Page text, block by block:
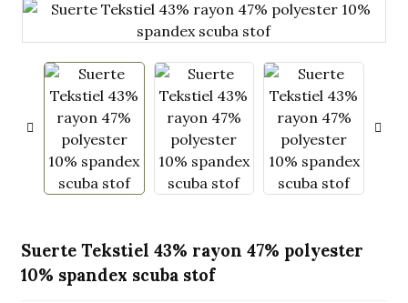
Suerte Tekstiel 43% rayon 47% polyester
10% spandex scuba stof